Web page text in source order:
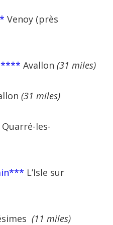
Venoy (près
Avallon (31 miles)
(31 miles)
Quarré-les-
L’Isle sur
(11 miles)